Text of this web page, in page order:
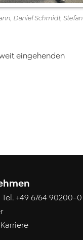
Daniel Schmidt, Stefan
eingehenden
+49 6764 90200-0